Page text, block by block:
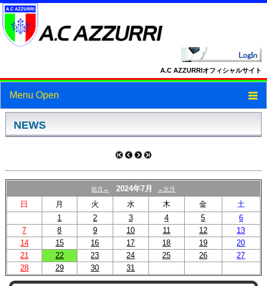
A.C AZZURRIオフィシャルサイト
Menu Open
トップ
スケジュール
フォトギャラリー
ブログ
プロフィール
NEWS
前月← 2024年7月 →次月
日 月 火 水 木 金
土
1
2 3 4 5
6
7
8 9 10 11 12
13
14
15 16 17 18 19
20
21
22 23 24 25 26
27
28
29 30 31